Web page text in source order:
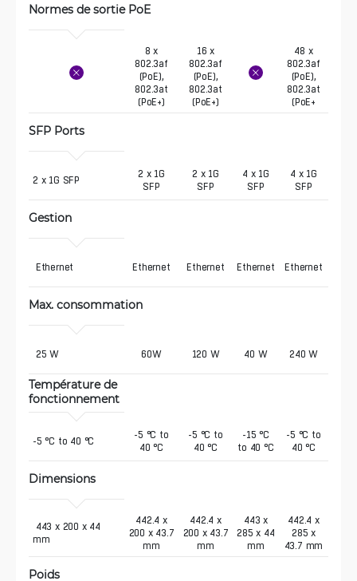
Normes de sortie PoE
8 x
802.3af
(PoE),
802.3at
(PoE+)
16 x
802.3af
(PoE),
802.3at
(PoE+)
48 x
802.3af
(PoE),
802.3at
(PoE+
SFP Ports
2 x 1G SFP
2 x 1G
SFP
2 x 1G
SFP
4 x 1G
SFP
4 x 1G
SFP
Gestion
Ethernet Ethernet Ethernet Ethernet Ethernet
Max. consommation
25 W 60W 120 W 40 W 240 W
Température de
fonctionnement
-5 °C to 40 °C
-5 °C to
40 °C
-5 °C to
40 °C
-15 °C
to 40 °C
-5 °C to
40 °C
Dimensions
mm
442.4 x
200 x 43.7
mm
442.4 x
200 x 43.7
mm
443 x
285 x 44
mm
442.4 x
285 x
43.7 mm
Poids